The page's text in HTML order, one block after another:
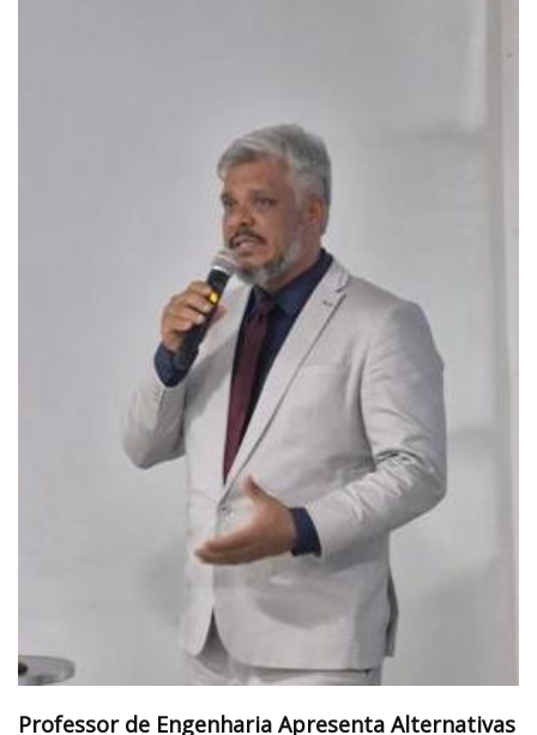
Professor de Engenharia Apresenta Alternativas